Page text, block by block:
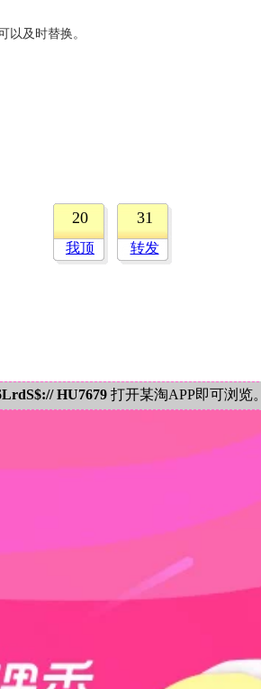
及时替换。
20
我顶
31
转发
HU7679 打开某淘APP即可浏览。